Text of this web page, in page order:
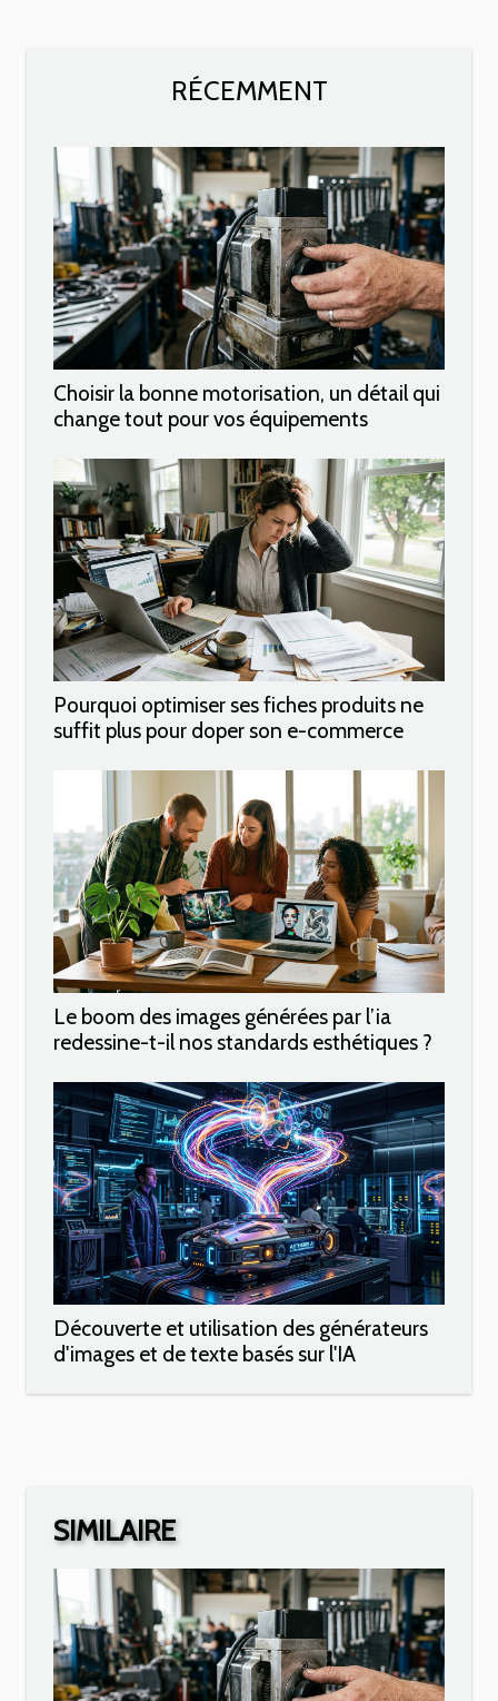
RÉCEMMENT
Choisir la bonne motorisation, un détail qui
change tout pour vos équipements
Pourquoi optimiser ses fiches produits ne
suffit plus pour doper son e-commerce
Le boom des images générées par l’ia
redessine-t-il nos standards esthétiques ?
Découverte et utilisation des générateurs
d'images et de texte basés sur l'IA
SIMILAIRE